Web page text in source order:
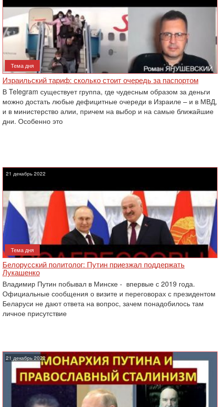
Тема дня
Израильский тариф: сколько стоит очередь за паспортом
В Telegram существует группа, где чудесным образом за деньги
можно достать любые дефицитные очереди в Израиле – и в МВД,
и в министерство алии, причем на выбор и на самые ближайшие
дни. Особенно это
21 декабрь 2022
Тема дня
Белорусский политолог: Путин приезжал поддержать
Лукашенко
Владимир Путин побывал в Минске - ‎ впервые с 2019 года.
Официальные сообщения о визите и переговорах с президентом
Беларуси не дают ответа на вопрос, зачем понадобилось там
личное присутствие
21 декабрь 2022